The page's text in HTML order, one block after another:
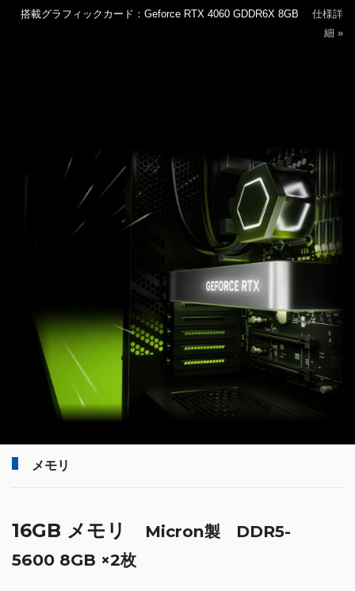
搭載グラフィックカード：Geforce RTX 4060 GDDR6X 8GB 仕様詳
細 »
メモリ
16GB メモリ
Micron製 DDR5-
5600 8GB ×2枚